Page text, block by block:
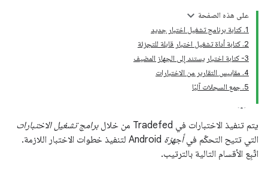
على هذه الصفحة
1. كتابة برنامج تشغيل اختبار جديد
2. كتابة أداة تشغيل اختبار قابلة للتجزئة
3- كتابة اختبار يستند إلى الجهاز المضيف
4. مقاييس التقارير من الاختبارات
5. جمع السجلات آليًا
يتم تنفيذ الاختبارات في Tradefed من خلال
برامج تشغيل الاختبارات
التي تتيح التحكّم فيأجهزة
Android لتنفيذ خطوات الاختبار اللازمة.
اتّبِع الأقسام التالية بالترتيب.